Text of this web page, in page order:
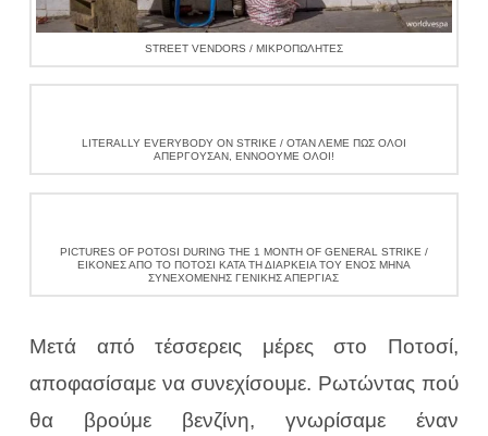
STREET VENDORS / ΜΙΚΡΟΠΩΛΗΤΈΣ
LITERALLY EVERYBODY ON STRIKE / ΌΤΑΝ ΛΈΜΕ ΠΩΣ ΌΛΟΙ
ΑΠΕΡΓΟΎΣΑΝ, ΕΝΝΟΟΎΜΕ ΟΛΟΙ!
PICTURES OF POTOSI DURING THE 1 MONTH OF GENERAL STRIKE /
ΕΙΚΌΝΕΣ ΑΠΌ ΤΟ ΠΟΤΟΣΊ ΚΑΤΆ ΤΗ ΔΙΆΡΚΕΙΑ ΤΟΥ ΕΝΌΣ ΜΉΝΑ
ΣΥΝΕΧΌΜΕΝΗΣ ΓΕΝΙΚΉΣ ΑΠΕΡΓΊΑΣ
Μετά από τέσσερεις μέρες στο Ποτοσί,
αποφασίσαμε να συνεχίσουμε. Ρωτώντας πού
θα βρούμε βενζίνη, γνωρίσαμε έναν